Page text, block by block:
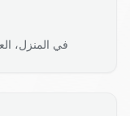
في المنزل،